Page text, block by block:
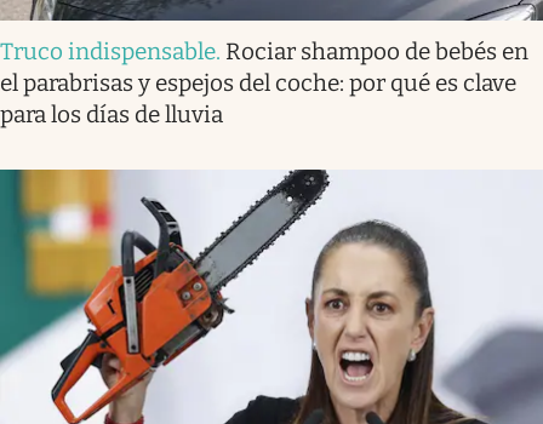
Truco indispensable. Rociar shampoo de bebés en
el parabrisas y espejos del coche: por qué es clave
para los días de lluvia